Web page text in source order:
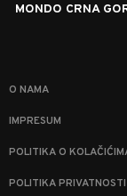
MONDO CRNA
O NAMA
IMPRESUM
POLITIKA O
POLITIKA PRIVATNOSTI